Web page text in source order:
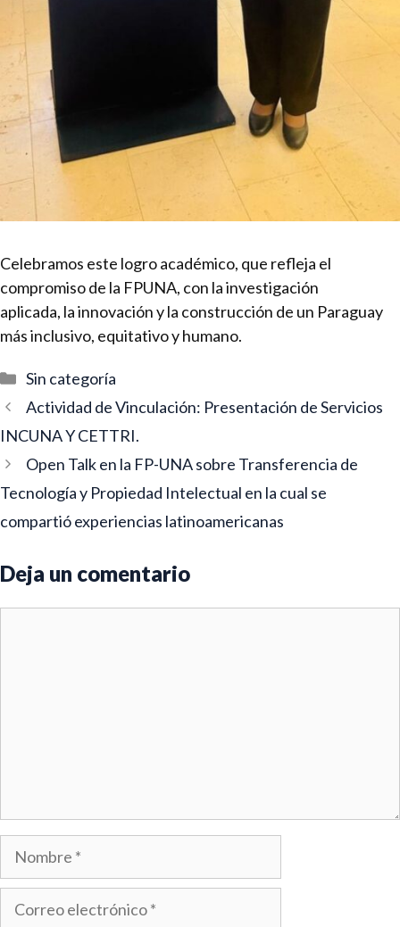
Celebramos este logro académico, que refleja el
compromiso de la FPUNA, con la investigación
aplicada, la innovación y la construcción de un Paraguay
más inclusivo, equitativo y humano.
Categorías
Sin categoría
Navegación
de
Actividad de Vinculación: Presentación de Servicios
INCUNA Y CETTRI.
Open Talk en la FP-UNA sobre Transferencia de
Tecnología y Propiedad Intelectual en la cual se
compartió experiencias latinoamericanas
Deja un comentario